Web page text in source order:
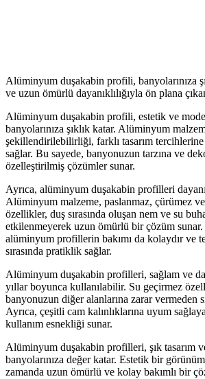
Alüminyum duşakabin profili, banyolarınıza
ve uzun ömürlü dayanıklılığıyla ön plana
Alüminyum duşakabin profili, estetik ve
banyolarınıza şıklık katar. Alüminyum
şekillendirilebilirliği, farklı tasarım tercihlerine
sağlar. Bu sayede, banyonuzun tarzına ve
özelleştirilmiş çözümler sunar.
Ayrıca, alüminyum duşakabin profilleri
Alüminyum malzeme, paslanmaz, çürümez ve
özellikler, duş sırasında oluşan nem ve su
etkilenmeyerek uzun ömürlü bir çözüm sunar.
alüminyum profillerin bakımı da kolaydır ve
sırasında pratiklik sağlar.
Alüminyum duşakabin profilleri, sağlam ve
yıllar boyunca kullanılabilir. Su geçirmez
banyonuzun diğer alanlarına zarar vermeden
Ayrıca, çeşitli cam kalınlıklarına uyum
kullanım esnekliği sunar.
Alüminyum duşakabin profilleri, şık tasarım
banyolarınıza değer katar. Estetik bir
zamanda uzun ömürlü ve kolay bakımlı bir